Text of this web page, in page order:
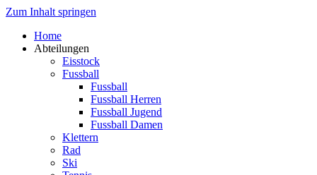
Zum Inhalt springen
Home
Abteilungen
Eisstock
Fussball
Fussball
Fussball Herren
Fussball Jugend
Fussball Damen
Klettern
Rad
Ski